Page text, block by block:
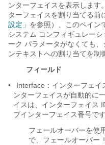
ンターフェイスを表示します
ターフェイスを割り当てる前
設定」 を参照）、このペイン
システム コンフィギュレー
ーク パラメータがなくても
ンテキストへの割り当てを制
フィールド
•
Interface：インターフェイ
ンターフェイスが自動的に
イスは、インターフェイス
ブインターフェイス番号です
フェールオーバーを使
で 、フェールオーバー